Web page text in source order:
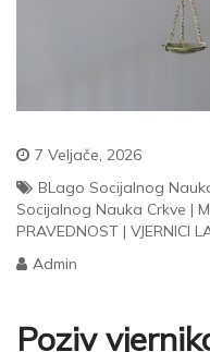
7 Veljače, 2026
BLago Socijalnog
Socijalnog Nauka Crkve |
PRAVEDNOST | VJERNICI
Admin
Poziv